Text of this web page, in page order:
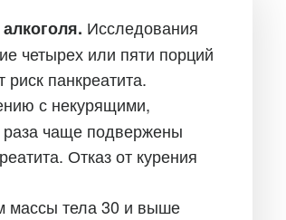
Исследования
четырех или пяти порций
панкреатита.
с некурящими,
чаще подвержены
Отказ от курения
массы тела 30 и выше